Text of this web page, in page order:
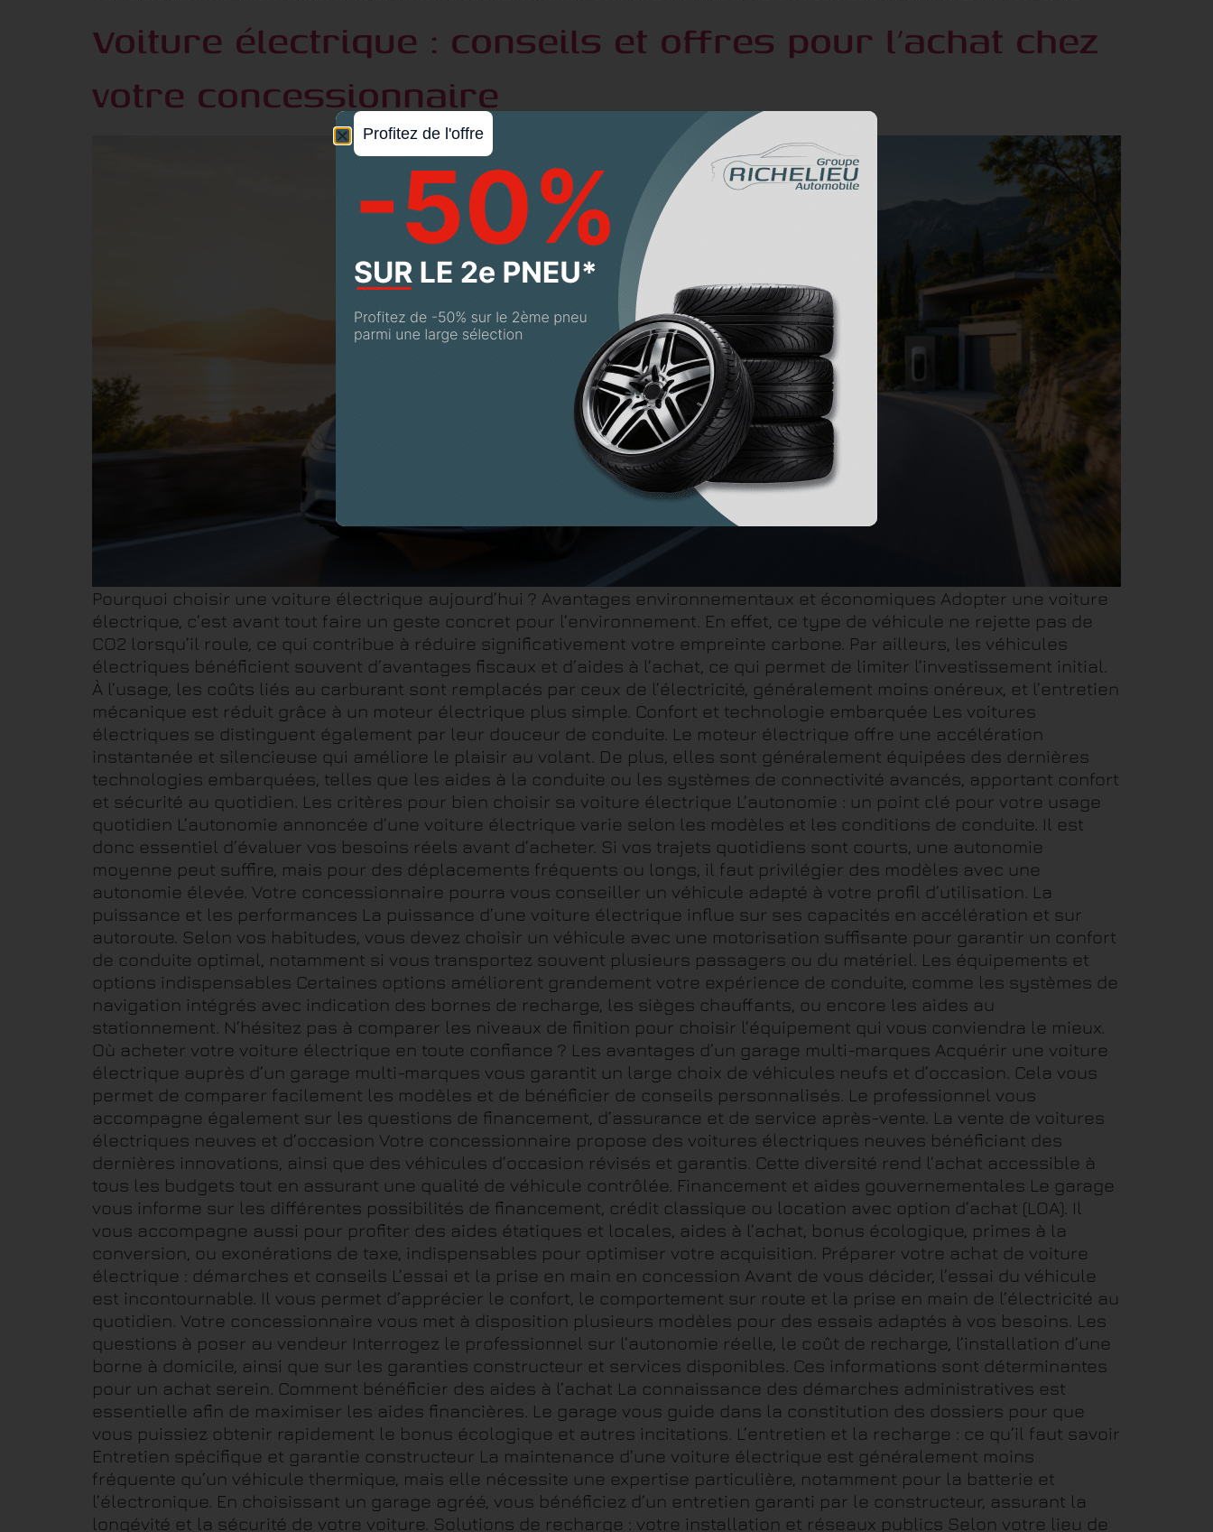
Voiture électrique : conseils et offres pour l’achat chez
votre concessionnaire
Pourquoi choisir une voiture électrique aujourd’hui ? Avantages environnementaux et économiques Adopter une voiture
électrique, c’est avant tout faire un geste concret pour l’environnement. En effet, ce type de véhicule ne rejette pas de
CO2 lorsqu’il roule, ce qui contribue à réduire significativement votre empreinte carbone. Par ailleurs, les véhicules
électriques bénéficient souvent d’avantages fiscaux et d’aides à l’achat, ce qui permet de limiter l’investissement initial.
À l’usage, les coûts liés au carburant sont remplacés par ceux de l’électricité, généralement moins onéreux, et l’entretien
mécanique est réduit grâce à un moteur électrique plus simple. Confort et technologie embarquée Les voitures
électriques se distinguent également par leur douceur de conduite. Le moteur électrique offre une accélération
instantanée et silencieuse qui améliore le plaisir au volant. De plus, elles sont généralement équipées des dernières
technologies embarquées, telles que les aides à la conduite ou les systèmes de connectivité avancés, apportant confort
et sécurité au quotidien. Les critères pour bien choisir sa voiture électrique L’autonomie : un point clé pour votre usage
quotidien L’autonomie annoncée d’une voiture électrique varie selon les modèles et les conditions de conduite. Il est
donc essentiel d’évaluer vos besoins réels avant d’acheter. Si vos trajets quotidiens sont courts, une autonomie
moyenne peut suffire, mais pour des déplacements fréquents ou longs, il faut privilégier des modèles avec une
autonomie élevée. Votre concessionnaire pourra vous conseiller un véhicule adapté à votre profil d’utilisation. La
puissance et les performances La puissance d’une voiture électrique influe sur ses capacités en accélération et sur
autoroute. Selon vos habitudes, vous devez choisir un véhicule avec une motorisation suffisante pour garantir un confort
de conduite optimal, notamment si vous transportez souvent plusieurs passagers ou du matériel. Les équipements et
options indispensables Certaines options améliorent grandement votre expérience de conduite, comme les systèmes de
navigation intégrés avec indication des bornes de recharge, les sièges chauffants, ou encore les aides au
stationnement. N’hésitez pas à comparer les niveaux de finition pour choisir l’équipement qui vous conviendra le mieux.
Où acheter votre voiture électrique en toute confiance ? Les avantages d’un garage multi-marques Acquérir une voiture
électrique auprès d’un garage multi-marques vous garantit un large choix de véhicules neufs et d’occasion. Cela vous
permet de comparer facilement les modèles et de bénéficier de conseils personnalisés. Le professionnel vous
accompagne également sur les questions de financement, d’assurance et de service après-vente. La vente de voitures
électriques neuves et d’occasion Votre concessionnaire propose des voitures électriques neuves bénéficiant des
dernières innovations, ainsi que des véhicules d’occasion révisés et garantis. Cette diversité rend l’achat accessible à
tous les budgets tout en assurant une qualité de véhicule contrôlée. Financement et aides gouvernementales Le garage
vous informe sur les différentes possibilités de financement, crédit classique ou location avec option d’achat (LOA). Il
vous accompagne aussi pour profiter des aides étatiques et locales, aides à l’achat, bonus écologique, primes à la
conversion, ou exonérations de taxe, indispensables pour optimiser votre acquisition. Préparer votre achat de voiture
électrique : démarches et conseils L’essai et la prise en main en concession Avant de vous décider, l’essai du véhicule
est incontournable. Il vous permet d’apprécier le confort, le comportement sur route et la prise en main de l’électricité au
quotidien. Votre concessionnaire vous met à disposition plusieurs modèles pour des essais adaptés à vos besoins. Les
questions à poser au vendeur Interrogez le professionnel sur l’autonomie réelle, le coût de recharge, l’installation d’une
borne à domicile, ainsi que sur les garanties constructeur et services disponibles. Ces informations sont déterminantes
pour un achat serein. Comment bénéficier des aides à l’achat La connaissance des démarches administratives est
essentielle afin de maximiser les aides financières. Le garage vous guide dans la constitution des dossiers pour que
vous puissiez obtenir rapidement le bonus écologique et autres incitations. L’entretien et la recharge : ce qu’il faut savoir
Entretien spécifique et garantie constructeur La maintenance d’une voiture électrique est généralement moins
fréquente qu’un véhicule thermique, mais elle nécessite une expertise particulière, notamment pour la batterie et
l’électronique. En choisissant un garage agréé, vous bénéficiez d’un entretien garanti par le constructeur, assurant la
longévité et la sécurité de votre voiture. Solutions de recharge : votre installation et réseaux publics Selon votre lieu de
Profitez de l'offre